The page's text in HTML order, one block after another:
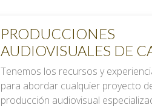
PRODUCCIONES
AUDIOVISUALES DE
Tenemos los recursos y
para abordar cualquier proyecto
producción audiovisual